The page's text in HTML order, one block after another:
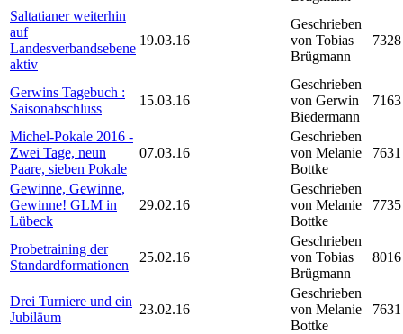
Saltatianer weiterhin
auf
Landesverbandsebene
aktiv
19.03.16
Geschrieben
von Tobias
Brügmann
7328
Gerwins Tagebuch :
Saisonabschluss
15.03.16
Geschrieben
von Gerwin
Biedermann
7163
Michel-Pokale 2016 -
Zwei Tage, neun
Paare, sieben Pokale
07.03.16
Geschrieben
von Melanie
Bottke
7631
Gewinne, Gewinne,
Gewinne! GLM in
Lübeck
29.02.16
Geschrieben
von Melanie
Bottke
7735
Probetraining der
Standardformationen
25.02.16
Geschrieben
von Tobias
Brügmann
8016
Drei Turniere und ein
Jubiläum
23.02.16
Geschrieben
von Melanie
Bottke
7631